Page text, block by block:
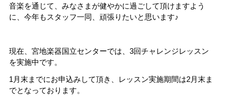
音楽を通じて、みなさまが健やかに過ごして頂けますよう
に、今年もスタッフ一同、頑張りたいと思います♪
現在、宮地楽器国立センターでは、3回チャレンジレッスン
を実施中です。
1月末までにお申込みして頂き、レッスン実施期間は2月末ま
でとなっております。